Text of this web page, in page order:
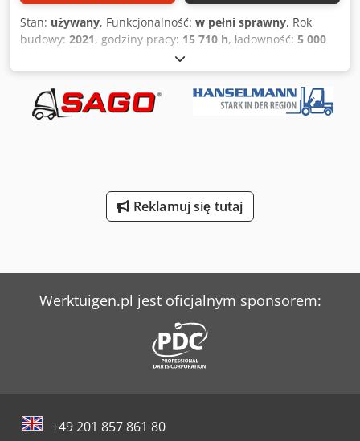
Stan: używany, Funkcjonalność: w pełni sprawny, Rok
budowy: 2021, godziny pracy: 15 710 h, ładowność: 5 000
3 700 mm
podnoszenia:150 mm, rodzaj paliwa:diesel, typ masztu:
Simplex , wysokość konstrukcyjna:2 900 mm, długość
wideł:2 400 mm, typ napędu:
, Wózek widłowy z
silnikiem Diesla Środek ciężkości ładunku: 600 Klasa ISO:
przednie – stan: 80–100% Opony tylne – typ:
Superelastyczne Opony tylne – stan: 80–100% Boczny
przesuw, urządzenie do regulacji wideł, Dwodpfx
pełna kabina, pełny zakres podnoszenia, światło
bezpieczeństwa.
Reklamuj się tutaj
Werktuigen.pl jest oficjalnym sponsorem:
+49 201 857 861 80